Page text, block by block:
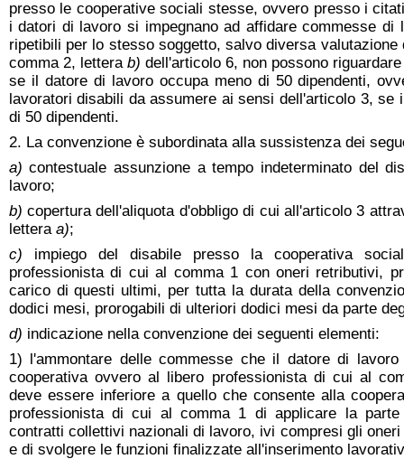
presso le cooperative sociali stesse, ovvero presso i
i datori di lavoro si impegnano ad affidare commesse di
ripetibili per lo stesso soggetto, salvo diversa
comma 2, lettera b) dell'articolo 6, non possono
se il datore di lavoro occupa meno di 50 dipendenti,
lavoratori disabili da assumere ai sensi dell'articolo 3, se
di 50 dipendenti.
2. La convenzione è subordinata alla sussistenza dei
a)contestuale assunzione a tempo indeterminato del
lavoro;
b)copertura dell'aliquota d'obbligo di cui all'articolo 3
lettera a);
c) impiego del disabile presso la cooperativa
professionista di cui al comma 1 con oneri retributivi,
carico di questi ultimi, per tutta la durata della
dodici mesi, prorogabili di ulteriori dodici mesi da parte
d) indicazione nella convenzione dei seguenti elementi:
1) l'ammontare delle commesse che il datore di
cooperativa ovvero al libero professionista di cui al
deve essere inferiore a quello che consente alla
professionista di cui al comma 1 di applicare la
contratti collettivi nazionali di lavoro, ivi compresi gli
e di svolgere le funzioni finalizzate all'inserimento